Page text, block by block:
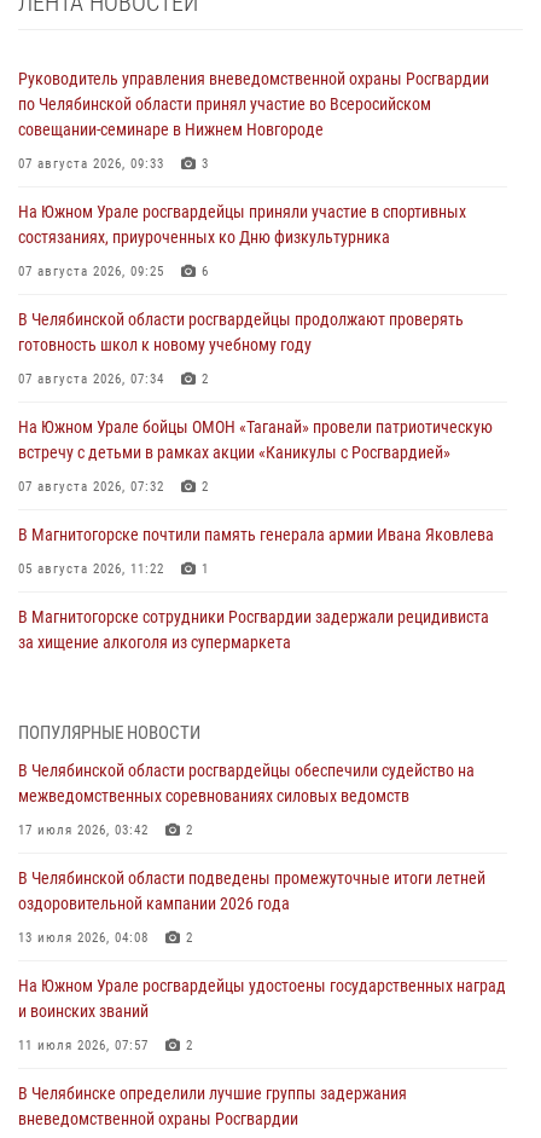
Руководитель управления вневедомственной охраны Росгвардии
по Челябинской области принял участие во Всеросийском
совещании-семинаре в Нижнем Новгороде
07 августа 2026, 09:33 3
На Южном Урале росгвардейцы приняли участие в спортивных
состязаниях, приуроченных ко Дню физкультурника
07 августа 2026, 09:25 6
В Челябинской области росгвардейцы продолжают проверять
готовность школ к новому учебному году
07 августа 2026, 07:34 2
На Южном Урале бойцы ОМОН «Таганай» провели патриотическую
встречу с детьми в рамках акции «Каникулы с Росгвардией»
07 августа 2026, 07:32 2
В Магнитогорске почтили память генерала армии Ивана Яковлева
05 августа 2026, 11:22 1
В Магнитогорске сотрудники Росгвардии задержали рецидивиста
за хищение алкоголя из супермаркета
На Южном Урале спецназ Росгвардии провел военно-полевые
Росгвардейцы задержали трёх магазинных воров в Челябинске
На Южном Урале сотрудники Росгвардии задержали
подозреваемого в совершении убийства
В Челябинской области росгвардейцами по горячим следам
задержан подозреваемый в грабеже
ПОПУЛЯРНЫЕ НОВОСТИ
В Челябинской области росгвардейцы обеспечили судейство на
межведомственных соревнованиях силовых ведомств
17 июля 2026, 03:42 2
В Челябинской области подведены промежуточные итоги летней
оздоровительной кампании 2026 года
13 июля 2026, 04:08 2
На Южном Урале росгвардейцы удостоены государственных наград
и воинских званий
11 июля 2026, 07:57 2
В Челябинске определили лучшие группы задержания
вневедомственной охраны Росгвардии